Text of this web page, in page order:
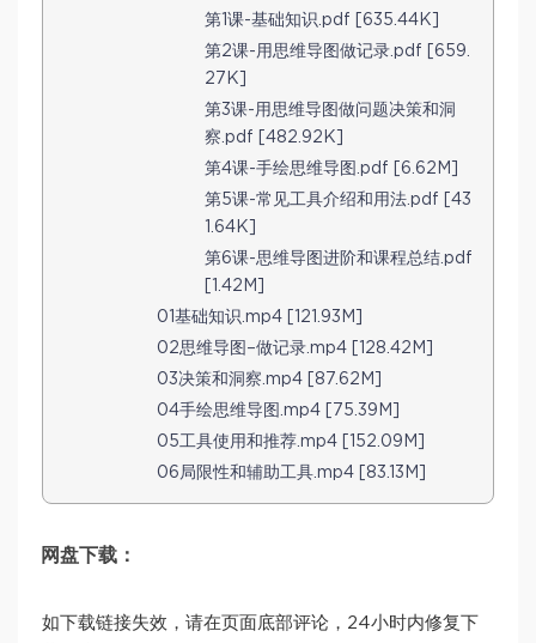
第1课-基础知识.pdf [635.44K]
第2课-用思维导图做记录.pdf [659.
27K]
第3课-用思维导图做问题决策和洞
察.pdf [482.92K]
第4课-手绘思维导图.pdf [6.62M]
第5课-常见工具介绍和用法.pdf [43
1.64K]
第6课-思维导图进阶和课程总结.pdf
[1.42M]
01基础知识.mp4 [121.93M]
02思维导图–做记录.mp4 [128.42M]
03决策和洞察.mp4 [87.62M]
04手绘思维导图.mp4 [75.39M]
05工具使用和推荐.mp4 [152.09M]
06局限性和辅助工具.mp4 [83.13M]
网盘下载：
如下载链接失效，请在页面底部评论，24小时内修复下